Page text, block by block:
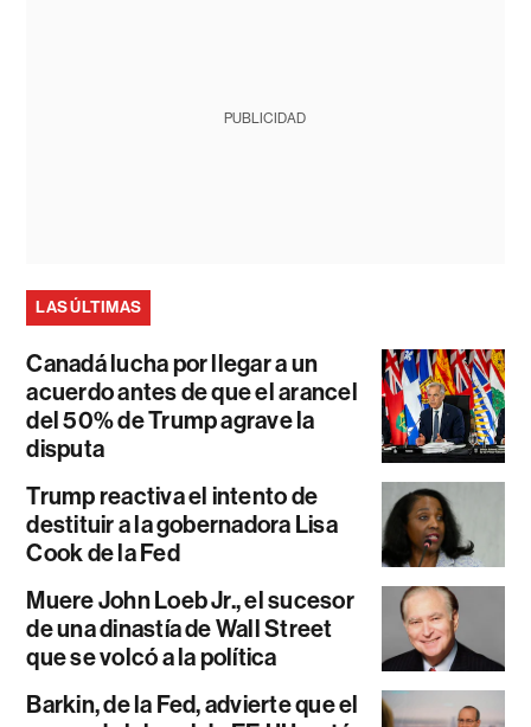
PUBLICIDAD
LAS ÚLTIMAS
Canadá lucha por llegar a un
acuerdo antes de que el arancel
del 50% de Trump agrave la
disputa
Trump reactiva el intento de
destituir a la gobernadora Lisa
Cook de la Fed
Muere John Loeb Jr., el sucesor
de una dinastía de Wall Street
que se volcó a la política
Barkin, de la Fed, advierte que el